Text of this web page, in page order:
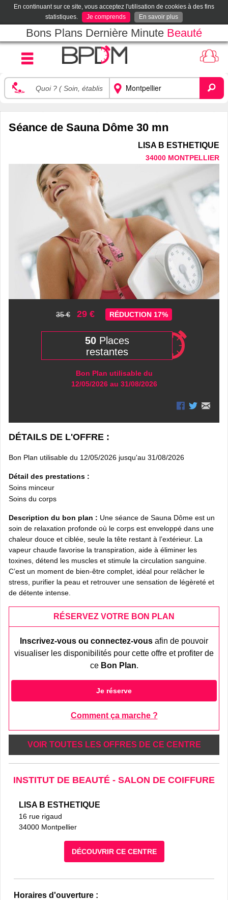
En continuant sur ce site, vous acceptez l'utilisation de cookies à des fins
statistiques.
Je comprends En savoir plus
Bons Plans Dernière Minute Beauté
Séance de Sauna Dôme 30 mn
LISA B ESTHETIQUE
34000 MONTPELLIER
35 € 29 € RÉDUCTION 17%
50 Places
restantes
Bon Plan utilisable du
12/05/2026 au 31/08/2026
DÉTAILS DE L'OFFRE :
Bon Plan utilisable du 12/05/2026 jusqu'au 31/08/2026
Détail des prestations :
Soins minceur
Soins du corps
Description du bon plan : Une séance de Sauna Dôme est un
soin de relaxation profonde où le corps est enveloppé dans une
chaleur douce et ciblée, seule la tête restant à l’extérieur. La
vapeur chaude favorise la transpiration, aide à éliminer les
toxines, détend les muscles et stimule la circulation sanguine.
C’est un moment de bien-être complet, idéal pour relâcher le
stress, purifier la peau et retrouver une sensation de légèreté et
de détente intense.
RÉSERVEZ VOTRE BON PLAN
Inscrivez-vous ou connectez-vous afin de pouvoir
visualiser les disponibilités pour cette offre et profiter de
ce Bon Plan.
Je réserve
Comment ça marche ?
VOIR TOUTES LES OFFRES DE CE CENTRE
INSTITUT DE BEAUTÉ - SALON DE COIFFURE
LISA B ESTHETIQUE
16 rue rigaud
34000 Montpellier
DÉCOUVRIR CE CENTRE
Horaires d'ouverture :